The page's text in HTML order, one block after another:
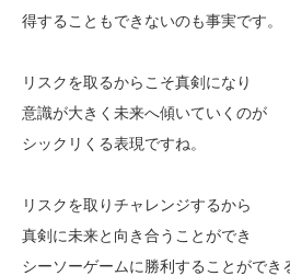
得することもできないのも事実です。
リスクを取るからこそ真剣になり
意識が大きく未来へ傾いていくのが
シックリくる表現ですね。
リスクを取りチャレンジするから
真剣に未来と向き合うことができ
シーソーゲームに勝利することができ